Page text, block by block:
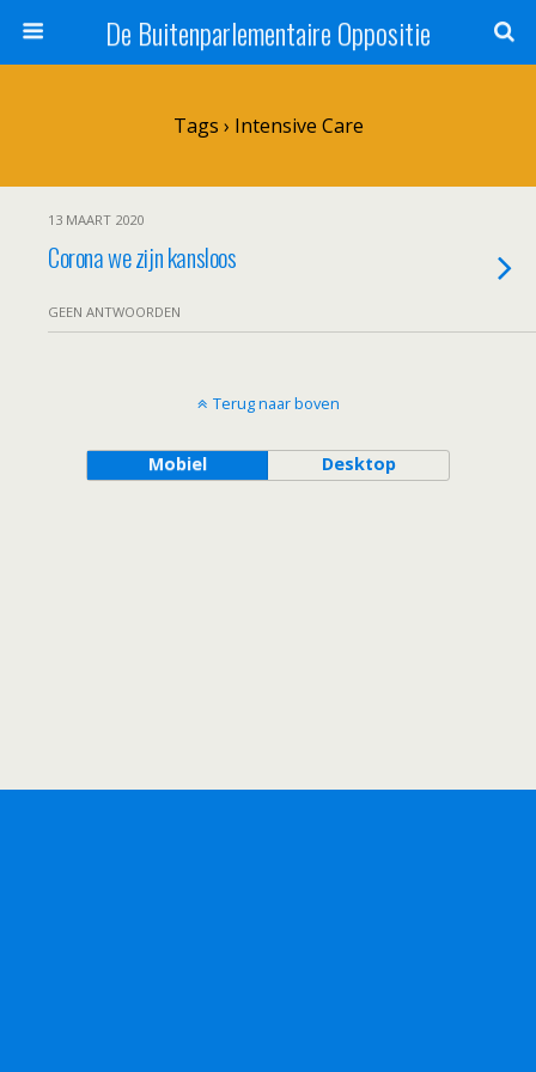
De Buitenparlementaire Oppositie
Tags › Intensive Care
13 MAART 2020
Corona we zijn kansloos
GEEN ANTWOORDEN
Terug naar boven
Mobiel Desktop